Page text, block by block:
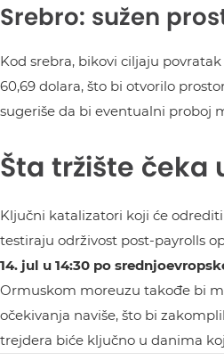
Srebro: sužen
Kod srebra, bikovi ciljaju
60,69 dolara, što bi otvorilo
sugeriše da bi eventualni proboj
Šta tržište
Ključni katalizatori koji će
testiraju održivost post-payrolls
14. jul u 14:30 po
Ormuskom moreuzu takođe bi
očekivanja naviše, što bi
trejdera biće ključno u danima